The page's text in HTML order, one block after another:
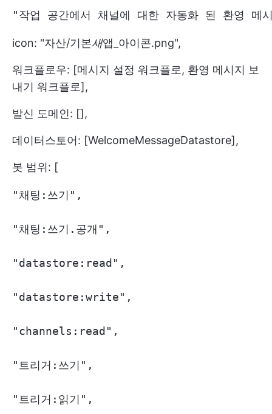
"작업 공간에서 채널에 대한 자동화 된 환영 메
icon: "자산/기본새앱_아이콘.png",
워크플로우: [메시지 설정 워크플로, 환영 메시지 보
내기 워크플로],
발신 도메인: [],
데이터스토어: [WelcomeMessageDatastore],
봇 범위: [
"채팅:쓰기",
"채팅:쓰기.공개",
"datastore:read",
"datastore:write",
"channels:read",
"트리거:쓰기",
"트리거:읽기",